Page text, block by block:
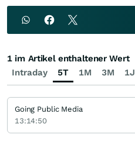
Intraday 5T 1M 3M 1J
1 im Artikel enthaltener Wert
Going Public Media
13:14:50